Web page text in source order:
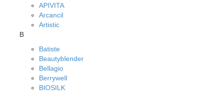
APIVITA
Arcancil
Artistic
B
Batiste
Beautyblender
Bellagio
Berrywell
BIOSILK